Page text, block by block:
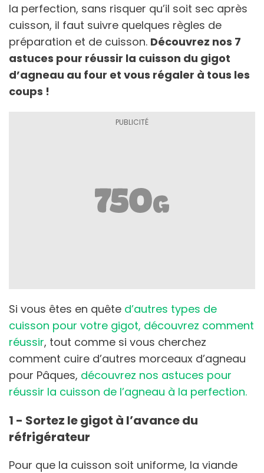
la perfection, sans risquer qu’il soit sec après
cuisson, il faut suivre quelques règles de
préparation et de cuisson. Découvrez nos 7
astuces pour réussir la cuisson du gigot
d’agneau au four et vous régaler à tous les
coups !
Si vous êtes en quête d’autres types de
cuisson pour votre gigot, découvrez comment
réussir, tout comme si vous cherchez
comment cuire d’autres morceaux d’agneau
pour Pâques, découvrez nos astuces pour
réussir la cuisson de l’agneau à la perfection.
1 - Sortez le gigot à l’avance du
réfrigérateur
Pour que la cuisson soit uniforme, la viande